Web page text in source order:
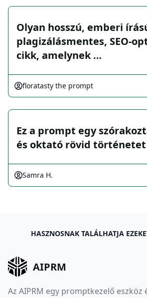
Olyan hosszú, emberi
plagizálásmentes, SEO-
cikk, amelynek …
floratasty the prompt
Ez a prompt egy
és oktató rövid
Samra H.
HASZNOSNAK TALÁLHATJA
AIPRM
Az AIPRM egy promptkezelő eszköz